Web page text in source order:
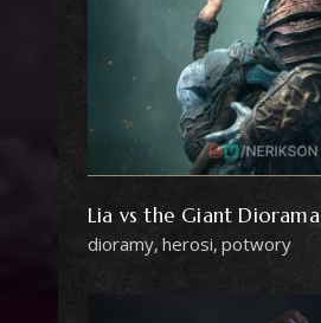
Lia vs the Giant Diorama
dioramy herosi potwory